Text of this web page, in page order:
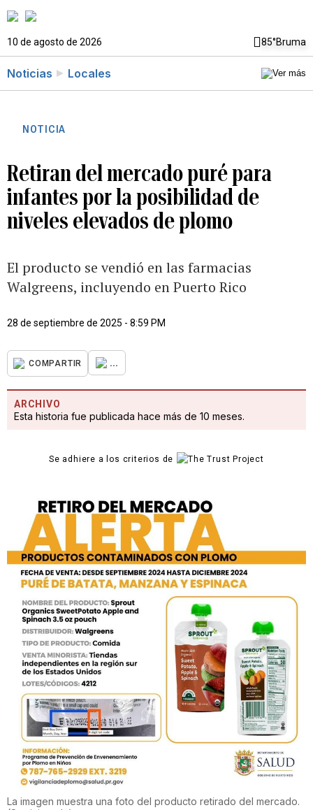
10 de agosto de 2026 85°Bruma
Noticias Locales
NOTICIA
Retiran del mercado puré para
infantes por la posibilidad de
niveles elevados de plomo
El producto se vendió en las farmacias
Walgreens, incluyendo en Puerto Rico
28 de septiembre de 2025 - 8:59 PM
COMPARTIR ...
ARCHIVO
Esta historia fue publicada hace más de 10 meses.
Se adhiere a los criterios de
La imagen muestra una foto del producto retirado del mercado.